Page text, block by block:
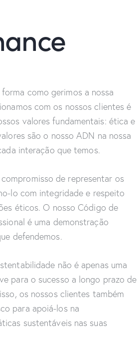
como gerimos a nossa
com os nossos clientes é
valores fundamentais: ética e
são o nosso ADN na nossa
interação que temos.
de representar os
lo com integridade e respeito
éticos. O nosso Código de
é uma demonstração
defendemos.
não é apenas uma
para o sucesso a longo prazo de
os nossos clientes também
para apoiá-los na
sustentáveis nas suas